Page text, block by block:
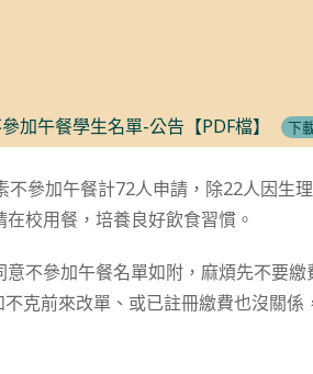
加午餐學生名單-公告【PDF檔】 下
不參加午餐計72人申請，除22人因生
校用餐，培養良好飲食習慣。
不參加午餐名單如附，麻煩先不要
克前來改單、或已註冊繳費也沒關係